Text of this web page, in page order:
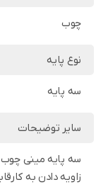
چوب
نوع پایه
سه پایه
سایر توضیحات
زاویه دادن به